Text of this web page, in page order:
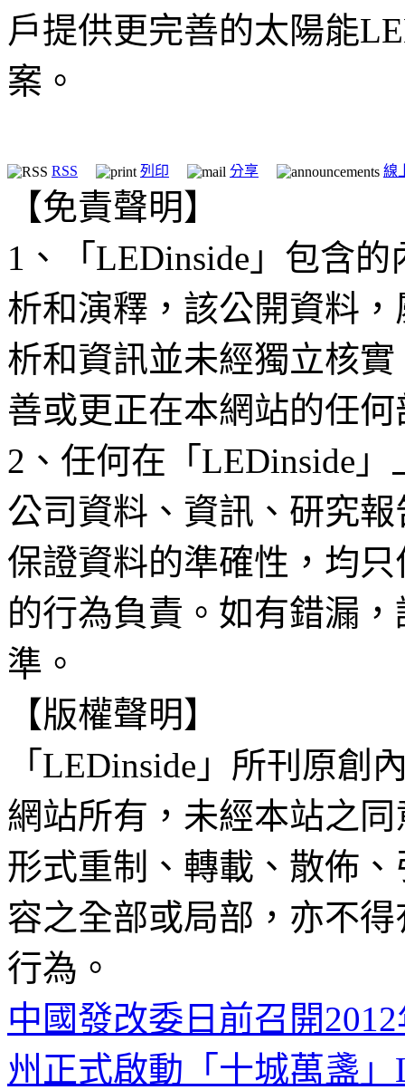
戶提供更完善的太陽能
案。
RSS 列印 分享 線
【免責聲明】
1、「LEDinside」包含
析和演釋，該公開資料
析和資訊並未經獨立核
善或更正在本網站的任
2、任何在「LEDinside
公司資料、資訊、研究
保證資料的準確性，均
的行為負責。如有錯漏
準。
【版權聲明】
「LEDinside」所刊原創
網站所有，未經本站之
形式重制、轉載、散佈
容之全部或局部，亦不
行為。
中國發改委日前召開
州正式啟動「十城萬盞